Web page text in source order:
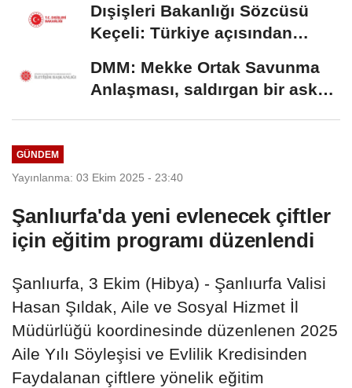
Dışişleri Bakanlığı Sözcüsü
Keçeli: Türkiye açısından
DMM: Mekke Ortak Savunma
Anlaşması, saldırgan bir askeri
GÜNDEM
Yayınlanma: 03 Ekim 2025 - 23:40
Şanlıurfa'da yeni evlenecek çiftler
için eğitim programı düzenlendi
Şanlıurfa, 3 Ekim (Hibya) - Şanlıurfa Valisi
Hasan Şıldak, Aile ve Sosyal Hizmet İl
Müdürlüğü koordinesinde düzenlenen 2025
Aile Yılı Söyleşisi ve Evlilik Kredisinden
Faydalanan çiftlere yönelik eğitim